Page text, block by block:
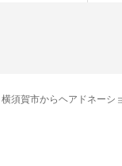
横須賀市からヘアドネーシ